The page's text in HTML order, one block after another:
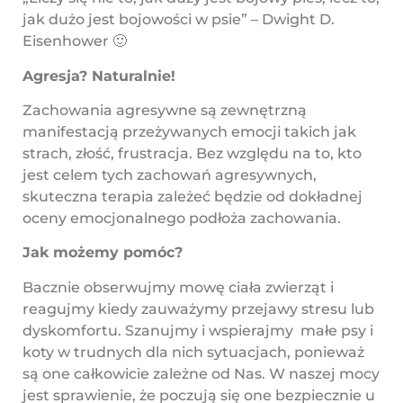
jak dużo jest bojowości w psie” – Dwight D.
Eisenhower 🙂
Agresja? Naturalnie!
Zachowania agresywne są zewnętrzną
manifestacją przeżywanych emocji takich jak
strach, złość, frustracja. Bez względu na to, kto
jest celem tych zachowań agresywnych,
skuteczna terapia zależeć będzie od dokładnej
oceny emocjonalnego podłoża zachowania.
Jak możemy pomóc?
Bacznie obserwujmy mowę ciała zwierząt i
reagujmy kiedy zauważymy przejawy stresu lub
dyskomfortu. Szanujmy i wspierajmy małe psy i
koty w trudnych dla nich sytuacjach, ponieważ
są one całkowicie zależne od Nas. W naszej mocy
jest sprawienie, że poczują się one bezpiecznie u